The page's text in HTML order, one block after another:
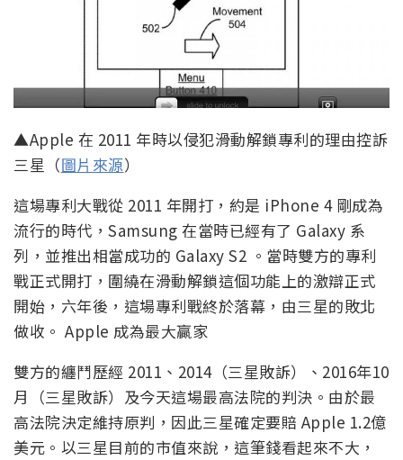
▲Apple 在 2011 年時以侵犯滑動解鎖專利的理由控訴
三星（圖片來源）
這場專利大戰從 2011 年開打，約是 iPhone 4 剛成為
流行的時代，Samsung 在當時已經有了 Galaxy 系
列，並推出相當成功的 Galaxy S2 。當時雙方的專利
戰正式開打，圍繞在滑動解鎖這個功能上的激辯正式
開始，六年後，這場專利戰終於落幕，由三星的敗北
做收。 Apple 成為最大贏家
雙方的纏鬥歷經 2011、2014（三星敗訴）、2016年10
月（三星敗訴）及今天這場最高法院的判決。由於最
高法院決定維持原判，因此三星確定要賠 Apple 1.2億
美元。以三星目前的市值來說，這筆錢看起來不大，